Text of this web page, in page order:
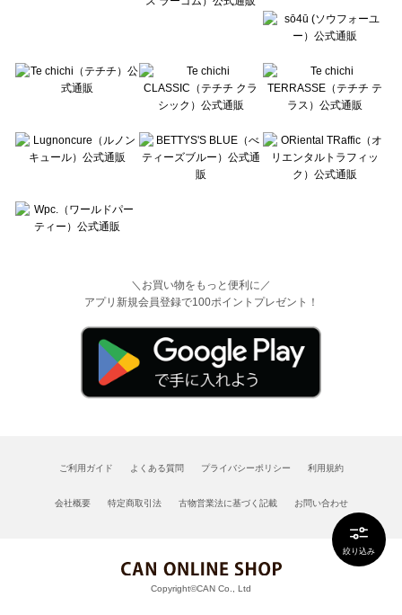
絞り込み
＼お買い物をもっと便利に／
アプリ新規会員登録で100ポイントプレゼント！
ご利用ガイド よくある質問 プライバシーポリシー 利用規約
会社概要 特定商取引法 古物営業法に基づく記載 お問い合わせ
Copyright©CAN Co., Ltd